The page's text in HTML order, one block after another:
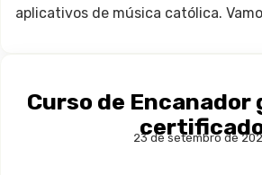
aplicativos de música católica.
Curso de Encanador
23 de setembro de